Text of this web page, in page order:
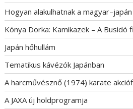
Hogyan alakulhatnak a
Kónya Dorka: Kamikazek – A Busidó
Japán hőhullám
Tematikus kávézók Japánban
A harcművésznő (1974) karate
A JAXA új holdprogramja